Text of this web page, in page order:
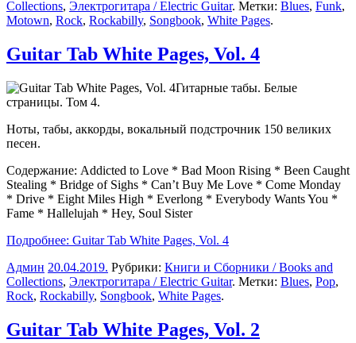
Collections, Электрогитара / Electric Guitar. Метки: Blues, Funk,
Motown, Rock, Rockabilly, Songbook, White Pages.
Guitar Tab White Pages, Vol. 4
Гитарные табы. Белые
страницы. Том 4.
Ноты, табы, аккорды, вокальный подстрочник 150 великих
песен.
Содержание: Addicted to Love * Bad Moon Rising * Been Caught
Stealing * Bridge of Sighs * Can’t Buy Me Love * Come Monday
* Drive * Eight Miles High * Everlong * Everybody Wants You *
Fame * Hallelujah * Hey, Soul Sister
Подробнее: Guitar Tab White Pages, Vol. 4
Админ 20.04.2019. Рубрики: Книги и Сборники / Books and
Collections, Электрогитара / Electric Guitar. Метки: Blues, Pop,
Rock, Rockabilly, Songbook, White Pages.
Guitar Tab White Pages, Vol. 2